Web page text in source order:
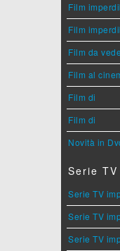
Film
Film
Film da
Film al
Film di
Film di
Novità in
Serie TV
Serie TV
Serie TV
Serie TV